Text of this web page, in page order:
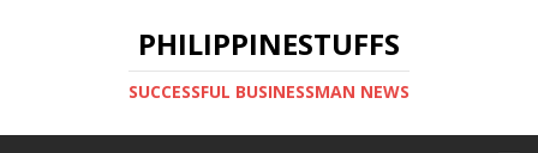
PHILIPPINESTUFFS
SUCCESSFUL BUSINESSMAN NEWS